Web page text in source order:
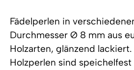
Fädelperlen in
Durchmesser Ø 8 mm aus
Holzarten, glänzend lackiert.
Holzperlen sind